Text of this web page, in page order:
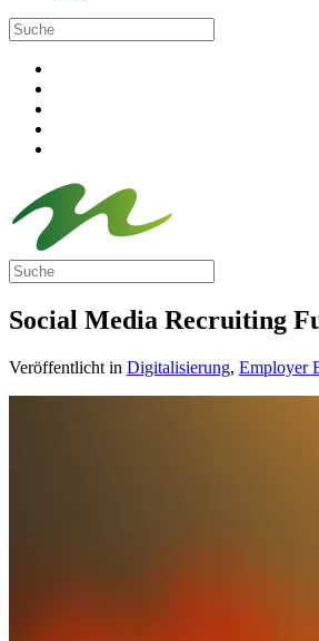
Social Media Recruiting
Veröffentlicht in Digitalisierung, Employer